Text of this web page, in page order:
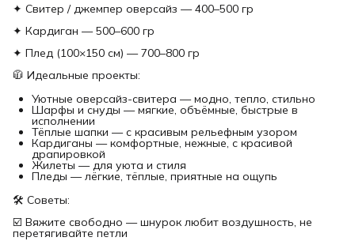
✦ Свитер / джемпер оверсайз — 400–500 гр
✦ Кардиган — 500–600 гр
✦ Плед (100×150 см) — 700–800 гр
🧥 Идеальные проекты:
Уютные оверсайз-свитера — модно, тепло, стильно
Шарфы и снуды — мягкие, объёмные, быстрые в
исполнении
Тёплые шапки — с красивым рельефным узором
Кардиганы — комфортные, нежные, с красивой
драпировкой
Жилеты — для уюта и стиля
Пледы — лёгкие, тёплые, приятные на ощупь
🛠 Советы:
☑️ Вяжите свободно — шнурок любит воздушность, не
перетягивайте петли